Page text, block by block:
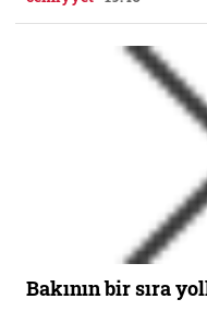
Bakının bir sıra